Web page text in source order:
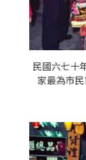
民國六七十
家最為市